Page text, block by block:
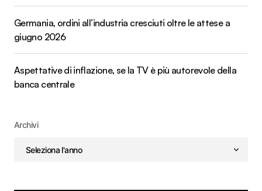
Germania, ordini all’industria cresciuti oltre le attese a
giugno 2026
Aspettative di inflazione, se la TV è più autorevole della
banca centrale
Archivi